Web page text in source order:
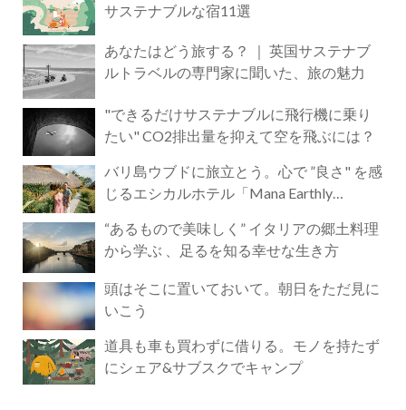
サステナブルな宿11選
あなたはどう旅する？ ｜ 英国サステナブ
ルトラベルの専門家に聞いた、旅の魅力
"できるだけサステナブルに飛行機に乗り
たい" CO2排出量を抑えて空を飛ぶには？
バリ島ウブドに旅立とう。心で ”良さ" を感
じるエシカルホテル「Mana Earthly
“あるもので美味しく” イタリアの郷土料理
から学ぶ 、足るを知る幸せな生き方
頭はそこに置いておいて。朝日をただ見に
いこう
道具も車も買わずに借りる。モノを持たず
にシェア&サブスクでキャンプ